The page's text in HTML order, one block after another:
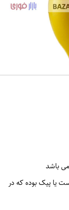
باشد
یا پیک بوده که در